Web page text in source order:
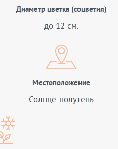
Диаметр цветка (соцветия)
до 12 см.
Местоположение
Солнце-полутень